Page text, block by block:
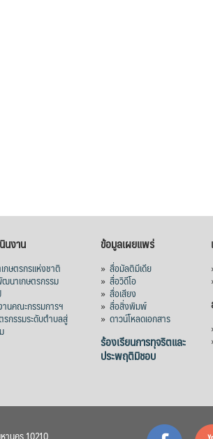
อินโดนีเซีย 8 หมื่นตั
มาเลเซีย 9 ห
ลด 51.63% ยังดี
mgronline.com
View on Facebook
1 day ago
คณะรัฐมนตรี อนุมั
นงาน
กษตรกรแห่งชาติ
นาเกษตรกรรม
นคณะกรรมการฯ
กรรมระดับตำบลสู่
ข้อมูลเผยแพร่
» สื่อมัลติมีเดีย
» สื่อวิดีโอ
» สื่อเสียง
» สื่อสิ่งพิมพ์
» ดาวน์โหลดเอกสาร
ร้องเรียนการทุจริตและ
ประพฤติมิชอบ
านคร 10210